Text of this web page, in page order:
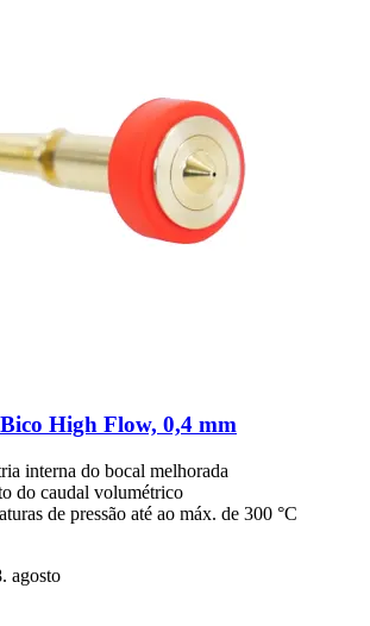
High Flow, 0,4 mm
interna do bocal melhorada
do caudal volumétrico
de pressão até ao máx. de 300 °C
agosto